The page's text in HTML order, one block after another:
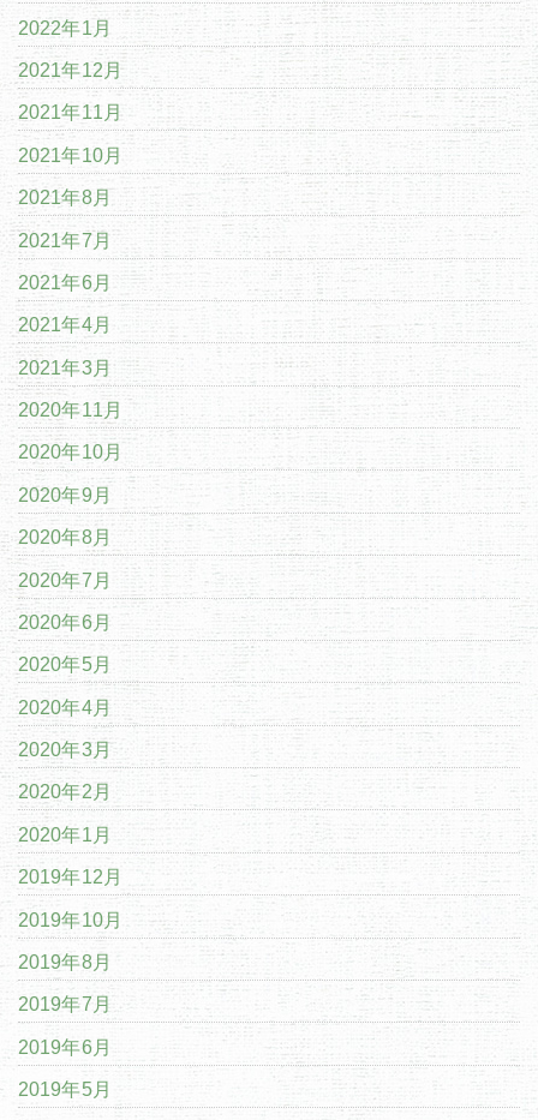
2022年1月
2021年12月
2021年11月
2021年10月
2021年8月
2021年7月
2021年6月
2021年4月
2021年3月
2020年11月
2020年10月
2020年9月
2020年8月
2020年7月
2020年6月
2020年5月
2020年4月
2020年3月
2020年2月
2020年1月
2019年12月
2019年10月
2019年8月
2019年7月
2019年6月
2019年5月